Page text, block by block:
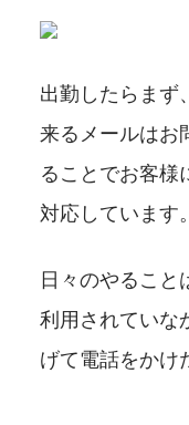
出勤したらまず
来るメールはお
ることでお客様
対応しています。
日々のやること
利用されていな
げて電話をかけ